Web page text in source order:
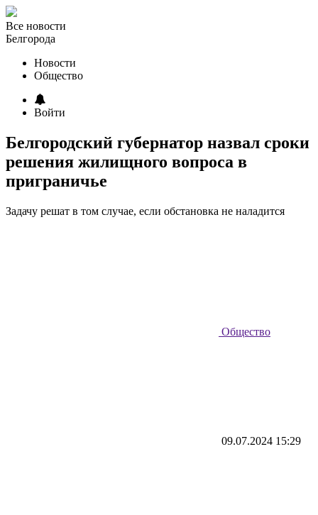
Все новости
Белгорода
Новости
Общество
Войти
Белгородский губернатор назвал сроки
решения жилищного вопроса в
приграничье
Задачу решат в том случае, если обстановка не наладится
Общество
09.07.2024 15:29